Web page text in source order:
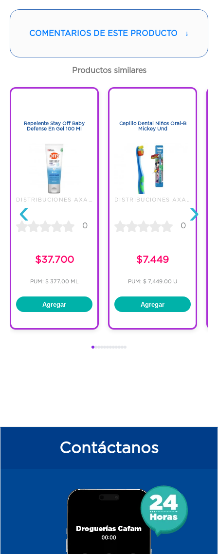
Código:1295001
COMENTARIOS DE ESTE PRODUCTO ↓
Productos similares
‹
Repelente Stay Off Baby
Defense En Gel 100 Ml
0
$37.700
PUM: $ 377.00 ML
Agregar
Cepillo Dental Niños Oral-B
Mickey Und
0
$7.449
PUM: $ 7,449.00 U
Agregar
›
Contáctanos